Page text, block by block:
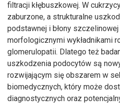
filtracji kłębuszkowej. W
zaburzone, a strukturalne
podstawnej i błony
morfologicznymi wykładnikami
glomerulopatii. Dlatego też
uszkodzenia podocytów są
rozwijającym się obszarem w
biomedycznych, który może
diagnostycznych oraz